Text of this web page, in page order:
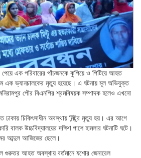
পেয়ে এক পরিবারের পাঁচজনকে কুপিয়ে ও পিটিয়ে আহত
এক ভ্যানচালকের মৃত্যু হয়েছে। এ ঘটনায় মূল অভিযুক্ত
পৌর বিএনপির শ্রমবিষয়ক সম্পাদক হলেও এখনো
চিকিৎসাধীন অবস্থায় মিন্টুর মৃত্যু হয়। এর আগে
বালক উচ্চবিদ্যালয়ের দক্ষিণ পাশে হামলার ঘটনাটি ঘটে।
আব্দুল আজিজের ছেলে।
গুরুতর আহত অবস্থায় বর্তমানে যশোর জেনারেল